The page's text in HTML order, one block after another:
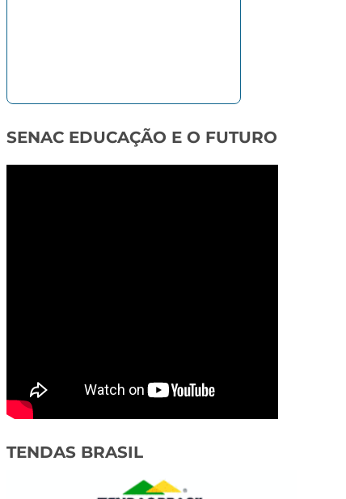
SENAC EDUCAÇÃO E O FUTURO
TENDAS BRASIL